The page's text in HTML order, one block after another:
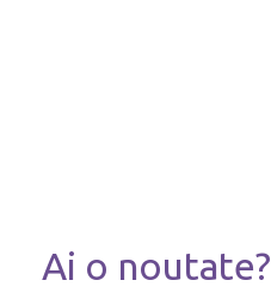
Ai o noutate?